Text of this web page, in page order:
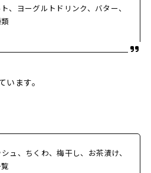
、ヨーグルトドリンク、バター、
います。
ュ、ちくわ、梅干し、お茶漬け、